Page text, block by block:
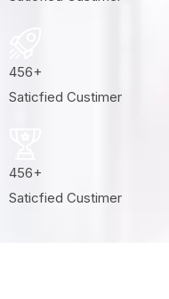
456+
Saticfied Custimer
456+
Saticfied Custimer